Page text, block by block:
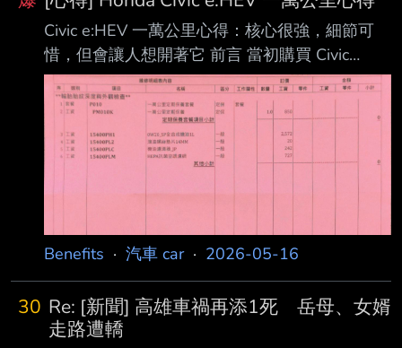
Civic e:HEV 一萬公里心得：核心很強，細節可
惜，但會讓人想開著它 前言 當初購買 Civic
e:HEV 開箱文可以參考這裡：
https://myppt.cc/G1ApSY 這台車目前已經完成一
萬公里保養。從交車到現在大約半年，里程正式
來到一萬公里左右 ，推估一年大概會跑到兩萬公
里。 https://i.mopix.cc/8s88R0.jpg 這篇不是正式
評測，也不是要說服誰，只是把我這段時間開下
Civic e:HEV 或 Honda 油電有興趣的
Benefits · 汽車 car· 2026-05-16
30 Re: [新聞] 高雄車禍再添1死 岳母、女婿
走路遭轎